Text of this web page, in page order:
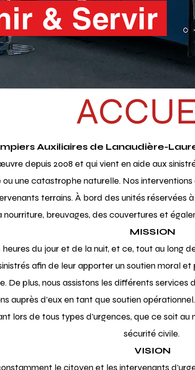
& Servir
Auxiliaires de Lanaudière-
depuis 2008 et qui vient en aide aux
ou une catastrophe naturelle. Nos
terrains. À bord des unités réservées
nourriture, breuvages, des couvertures et
MISSION
du jour et de la nuit, et ce, tout au long
afin de leur apporter un soutien moral
De plus, nous assistons les différents services
auprès d’eux en tant que soutien
lors de tous types d’urgences, que ce soit au
sécurité civile.
VISION
le citoyen et les intervenants